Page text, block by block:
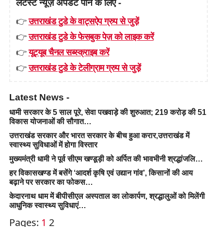
लेटेस्ट न्यूज़ अपडेट पाने के लिए -
👉उत्तराखंड टुडे के वाट्सऐप ग्रुप से जुड़ें
👉उत्तराखंड टुडे के फेसबुक पेज़ को लाइक करें
👉यूट्यूब चैनल सब्स्क्राइब करें
👉उत्तराखंड टुडे के टेलीग्राम ग्रुप से जुड़ें
Latest News -
धामी सरकार के 5 साल पूरे, सेवा पखवाड़े की शुरुआत; 219 करोड़ की 51
विकास योजनाओं की सौगात…
उत्तराखंड सरकार और भारत सरकार के बीच हुआ करार,उत्तराखंड में
स्वास्थ्य सुविधाओं में होगा विस्तार
मुख्यमंत्री धामी ने पूर्व सीएम खण्डूड़ी को अर्पित की भावभीनी श्रद्धांजलि…
हर विकासखण्ड में बसेंगे ‘आदर्श कृषि एवं उद्यान गांव’, किसानों की आय
बढ़ाने पर सरकार का फोकस…
केदारनाथ धाम में बीपीसीएल अस्पताल का लोकार्पण, श्रद्धालुओं को मिलेंगी
आधुनिक स्वास्थ्य सुविधाएं…
Pages: 1 2